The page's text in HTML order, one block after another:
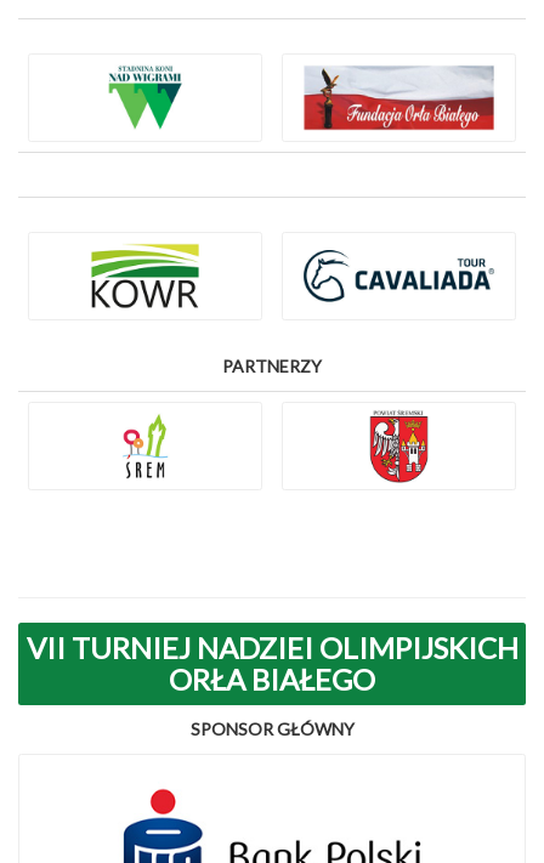
PARTNERZY
VII TURNIEJ NADZIEI OLIMPIJSKICH
ORŁA BIAŁEGO
SPONSOR GŁÓWNY